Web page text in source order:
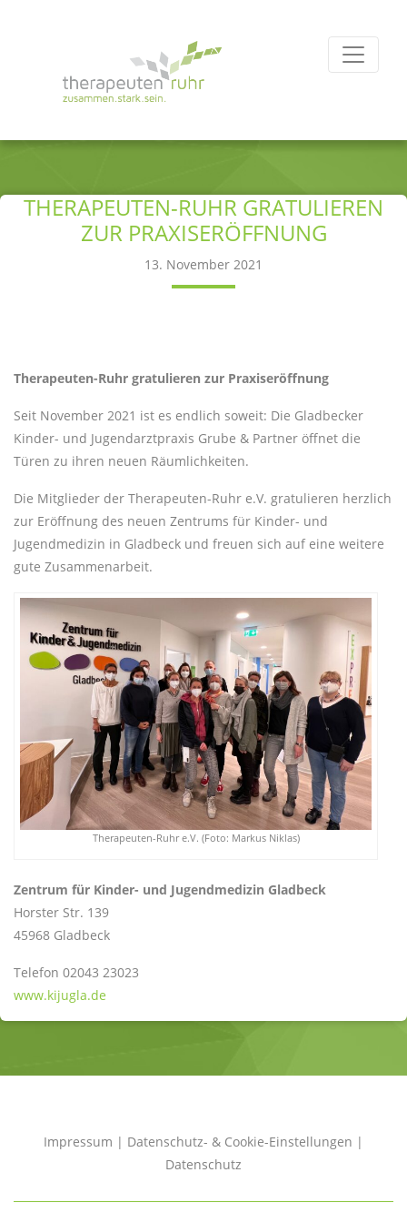
THERAPEUTEN-RUHR GRATULIEREN
ZUR PRAXISERÖFFNUNG
13. November 2021
Therapeuten-Ruhr gratulieren zur Praxiseröffnung
Seit November 2021 ist es endlich soweit: Die Gladbecker
Kinder- und Jugendarztpraxis Grube & Partner öffnet die
Türen zu ihren neuen Räumlichkeiten.
Die Mitglieder der Therapeuten-Ruhr e.V. gratulieren herzlich
zur Eröffnung des neuen Zentrums für Kinder- und
Jugendmedizin in Gladbeck und freuen sich auf eine weitere
gute Zusammenarbeit.
Therapeuten-Ruhr e.V. (Foto: Markus Niklas)
Zentrum für Kinder- und Jugendmedizin Gladbeck
Horster Str. 139
45968 Gladbeck
Telefon 02043 23023
www.kijugla.de
Impressum | Datenschutz- & Cookie-Einstellungen |
Datenschutz